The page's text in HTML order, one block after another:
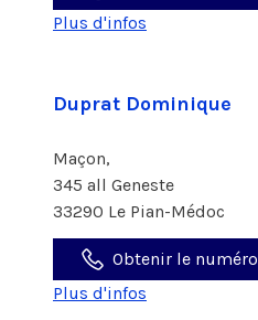
Plus d'infos
Duprat Dominique
Maçon,
345 all Geneste
33290 Le Pian-Médoc
Obtenir le numéro
Plus d'infos